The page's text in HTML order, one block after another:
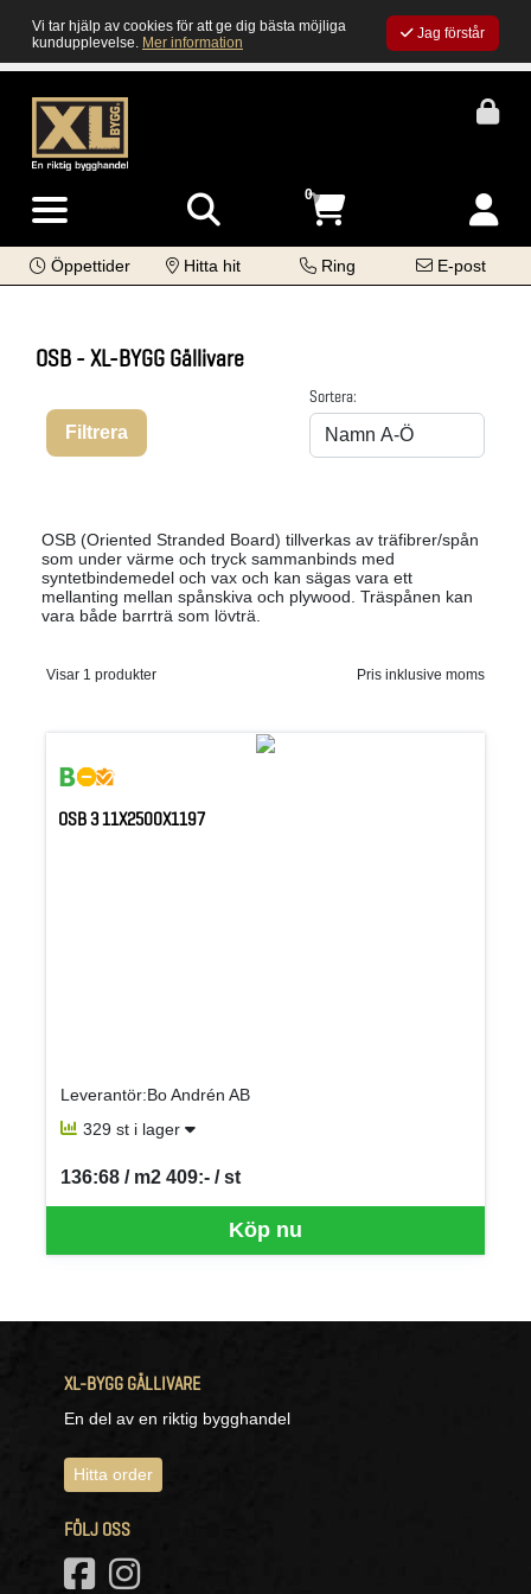
Vi tar hjälp av cookies för att ge dig bästa möjliga
kundupplevelse. Mer information
Jag förstår
0
Öppettider Hitta hit Ring E-post
OSB - XL-BYGG Gällivare
Filtrera
Sortera:
OSB (Oriented Stranded Board) tillverkas av träfibrer/spån
som under värme och tryck sammanbinds med
syntetbindemedel och vax och kan sägas vara ett
mellanting mellan spånskiva och plywood. Träspånen kan
vara både barrträ som lövträ.
Visar 1 produkter Pris inklusive moms
OSB 3 11X2500X1197
Leverantör:Bo Andrén AB
329 st i lager
Köp nu
136:68 / m2 409:- / st
SEK per ST
XL-BYGG GÄLLIVARE
En del av en riktig bygghandel
Hitta order
FÖLJ OSS